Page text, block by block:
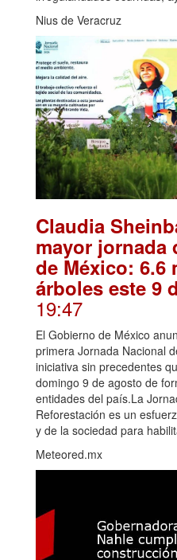
Nius de Veracruz
Claudia
mayor jornada
de México: 6.6
árboles este 9
19:47
El Gobierno de México
primera Jornada Nacional
iniciativa sin precedentes
domingo 9 de agosto de
entidades del país.La
Reforestación es un
y de la sociedad para
Meteored.mx